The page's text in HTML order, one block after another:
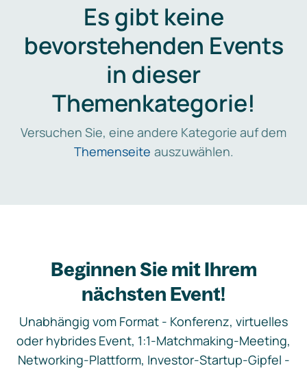
Es gibt keine
bevorstehenden Events
in dieser
Themenkategorie!
Versuchen Sie, eine andere Kategorie auf dem
Themenseite auszuwählen.
Beginnen Sie mit Ihrem
nächsten Event!
Unabhängig vom Format - Konferenz, virtuelles
oder hybrides Event, 1:1-Matchmaking-Meeting,
Networking-Plattform, Investor-Startup-Gipfel -